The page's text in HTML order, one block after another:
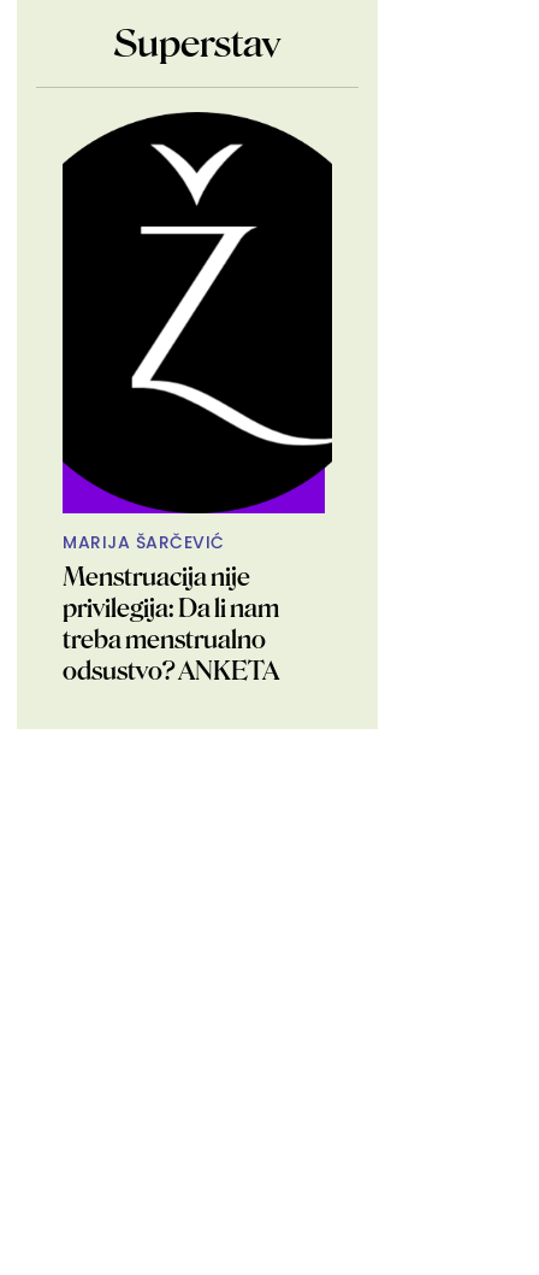
Superstav
MARIJA ŠARČEVIĆ
Menstruacija nije
privilegija: Da li nam
treba menstrualno
odsustvo? ANKETA